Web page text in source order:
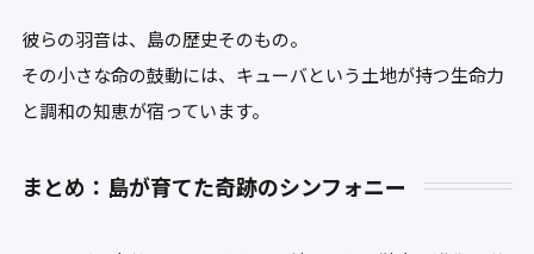
彼らの羽音は、島の歴史そのもの。
その小さな命の鼓動には、キューバという土地が持つ生命力
と調和の知恵が宿っています。
まとめ：島が育てた奇跡のシンフォニー